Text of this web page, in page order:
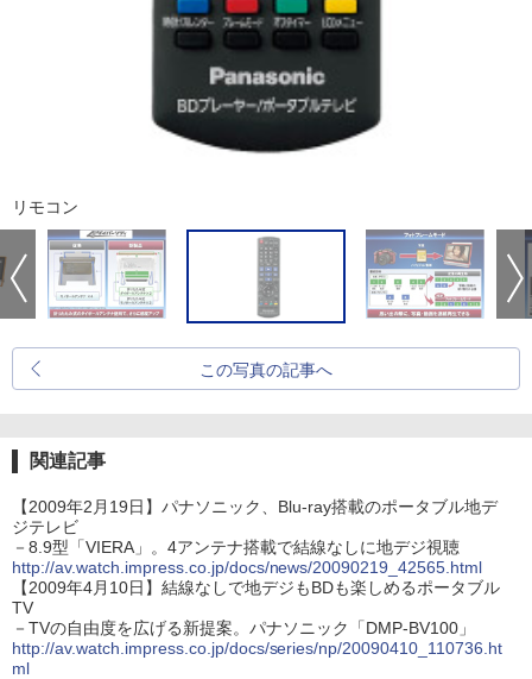
リモコン
この写真の記事へ
関連記事
【2009年2月19日】パナソニック、Blu-ray搭載のポータブル地デ
ジテレビ
－8.9型「VIERA」。4アンテナ搭載で結線なしに地デジ視聴
http://av.watch.impress.co.jp/docs/news/20090219_42565.html
【2009年4月10日】結線なしで地デジもBDも楽しめるポータブル
TV
－TVの自由度を広げる新提案。パナソニック「DMP-BV100」
http://av.watch.impress.co.jp/docs/series/np/20090410_110736.ht
ml